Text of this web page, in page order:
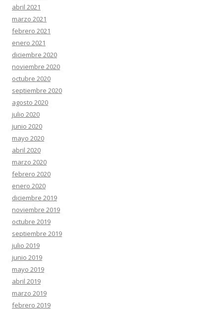
abril 2021
marzo 2021
febrero 2021
enero 2021
diciembre 2020
noviembre 2020
octubre 2020
septiembre 2020
agosto 2020
julio 2020
junio 2020
mayo 2020
abril 2020
marzo 2020
febrero 2020
enero 2020
diciembre 2019
noviembre 2019
octubre 2019
septiembre 2019
julio 2019
junio 2019
mayo 2019
abril 2019
marzo 2019
febrero 2019